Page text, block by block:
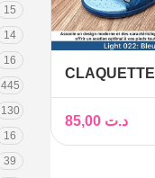
15
14
16
445
130
16
39
CLAQUETTE
د.ت